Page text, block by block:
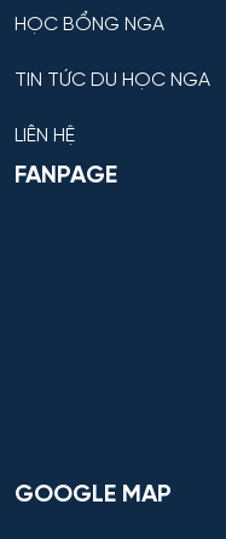
HỌC BỔNG NGA
TIN TỨC DU HỌC NGA
LIÊN HỆ
FANPAGE
GOOGLE MAP